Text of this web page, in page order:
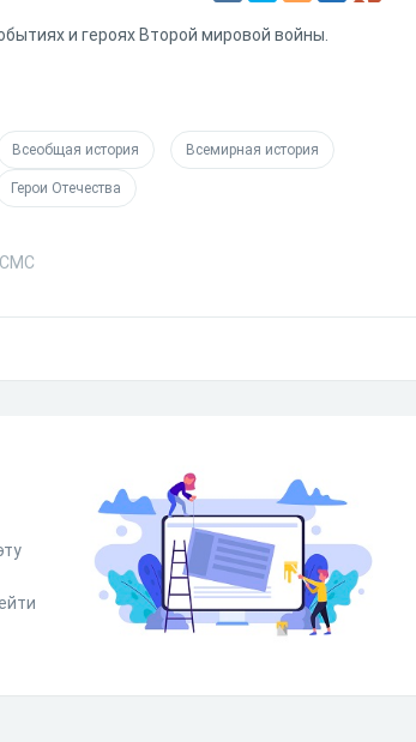
и героях Второй мировой войны.
Всеобщая история Всемирная история
Герои Отечества
СМС